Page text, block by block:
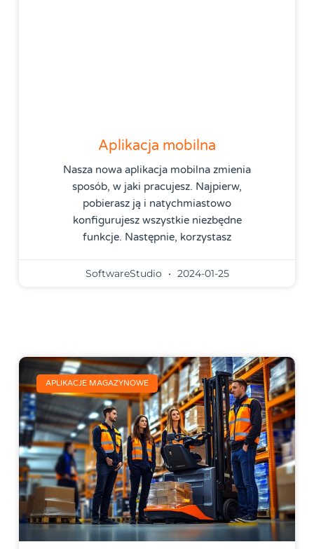
Aplikacja mobilna
Nasza nowa aplikacja mobilna zmienia
sposób, w jaki pracujesz. Najpierw,
pobierasz ją i natychmiastowo
konfigurujesz wszystkie niezbędne
funkcje. Następnie, korzystasz
SoftwareStudio 2024-01-25
APLIKACJE MAGAZYNOWE